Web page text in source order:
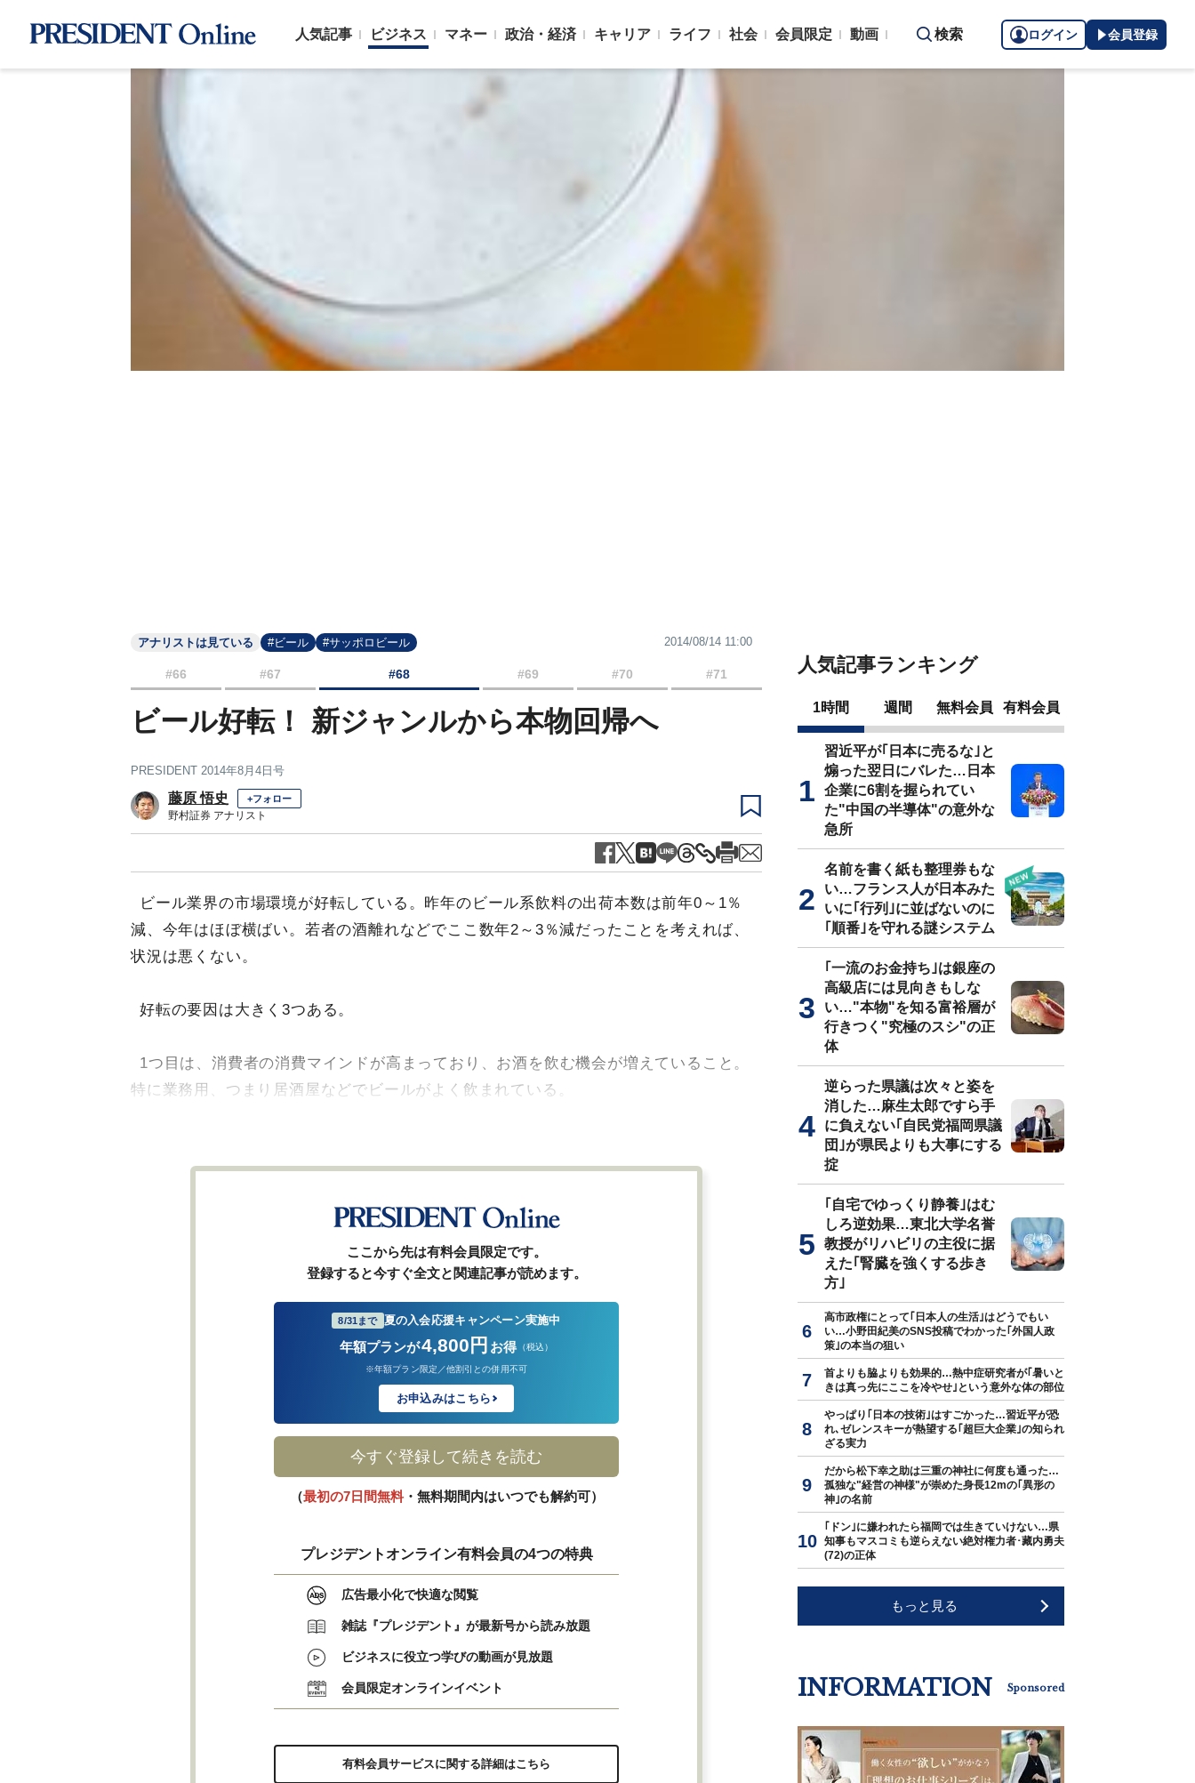
人気記事 ビジネス マネー 政治・経済 キャリア ライフ 社会 会員限定 動画 検索 ログイン 会員登録
アナリストは見ている #ビール #サッポロビール 2014/08/14 11:00
#66 #67 #68 #69 #70 #71
ビール好転！ 新ジャンルから本物回帰へ
PRESIDENT 2014年8月4日号
藤原 悟史 +フォロー
野村証券 アナリスト
ビール業界の市場環境が好転している。昨年のビール系飲料の出荷本数は前年0～1％
減、今年はほぼ横ばい。若者の酒離れなどでここ数年2～3％減だったことを考えれば、
状況は悪くない。
好転の要因は大きく3つある。
1つ目は、消費者の消費マインドが高まっており、お酒を飲む機会が増えていること。
特に業務用、つまり居酒屋などでビールがよく飲まれている。
ここから先は有料会員限定です。
登録すると今すぐ全文と関連記事が読めます。
8/31まで 夏の入会応援キャンペーン実施中
年額プランが4,800円 お得 （税込）
※年額プラン限定／他割引との併用不可
お申込みはこちら
今すぐ登録して続きを読む
（最初の7日間無料・無料期間内はいつでも解約可）
プレジデントオンライン有料会員の4つの特典
広告最小化で快適な閲覧
雑誌『プレジデント』が最新号から読み放題
ビジネスに役立つ学びの動画が見放題
会員限定オンラインイベント
有料会員サービスに関する詳細はこちら
人気記事ランキング
1時間 週間 無料会員 有料会員
習近平が｢日本に売るな｣と
煽った翌日にバレた…日本
企業に6割を握られてい
た"中国の半導体"の意外な
急所
名前を書く紙も整理券もな
い…フランス人が日本みた
いに｢行列｣に並ばないのに
｢順番｣を守れる謎システム
｢一流のお金持ち｣は銀座の
高級店には見向きもしな
い…"本物"を知る富裕層が
行きつく"究極のスシ"の正
体
逆らった県議は次々と姿を
消した…麻生太郎ですら手
に負えない｢自民党福岡県議
団｣が県民よりも大事にする
掟
｢自宅でゆっくり静養｣はむ
しろ逆効果…東北大学名誉
教授がリハビリの主役に据
えた｢腎臓を強くする歩き
方｣
高市政権にとって｢日本人の生活｣はどうでもい
い…小野田紀美のSNS投稿でわかった｢外国人政
策｣の本当の狙い
首よりも脇よりも効果的…熱中症研究者が｢暑いと
きは真っ先にここを冷やせ｣という意外な体の部位
やっぱり｢日本の技術｣はすごかった…習近平が恐
れ､ゼレンスキーが熱望する｢超巨大企業｣の知られ
ざる実力
だから松下幸之助は三重の神社に何度も通った…
孤独な"経営の神様"が崇めた身長12mの｢異形の
神｣の名前
｢ドン｣に嫌われたら福岡では生きていけない…県
知事もマスコミも逆らえない絶対権力者･藏内勇夫
(72)の正体
もっと見る
INFORMATION Sponsored